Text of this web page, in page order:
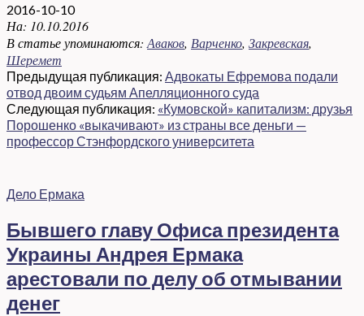
2016-10-10
На: 10.10.2016
В статье упоминаются: Аваков, Варченко, Закревская,
Шеремет
Предыдущая публикация: Адвокаты Ефремова подали
отвод двоим судьям Апелляционного суда
Следующая публикация: «Кумовской» капитализм: друзья
Порошенко «выкачивают» из страны все деньги —
профессор Стэнфордского университета
Дело Ермака
Бывшего главу Офиса президента
Украины Андрея Ермака
арестовали по делу об отмывании
денег